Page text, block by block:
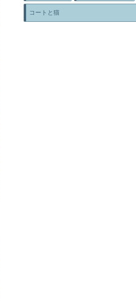
コートと猫